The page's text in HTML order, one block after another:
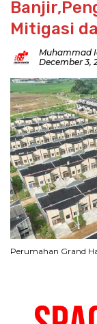
Mitigasi
Muhammad
December 3,
Perumahan Grand